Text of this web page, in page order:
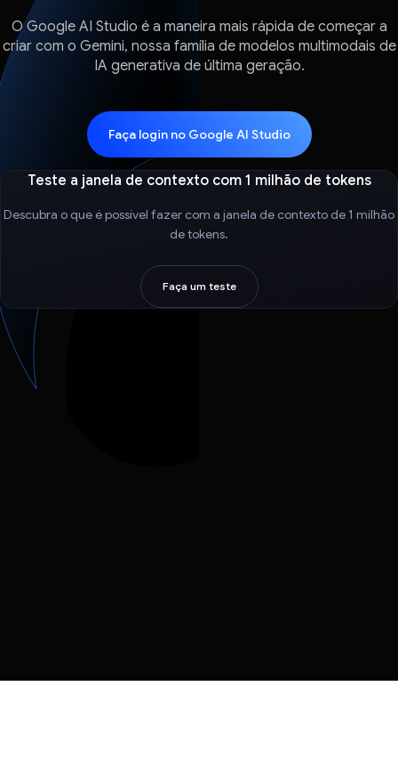
O Google AI Studio é a maneira mais rápida de começar a
criar com o Gemini, nossa família de modelos multimodais de
IA generativa de última geração.
Faça login no Google AI Studio
Teste a janela de contexto com 1 milhão de tokens
Descubra o que é possível fazer com a janela de contexto de 1 milhão
de tokens.
Faça um teste